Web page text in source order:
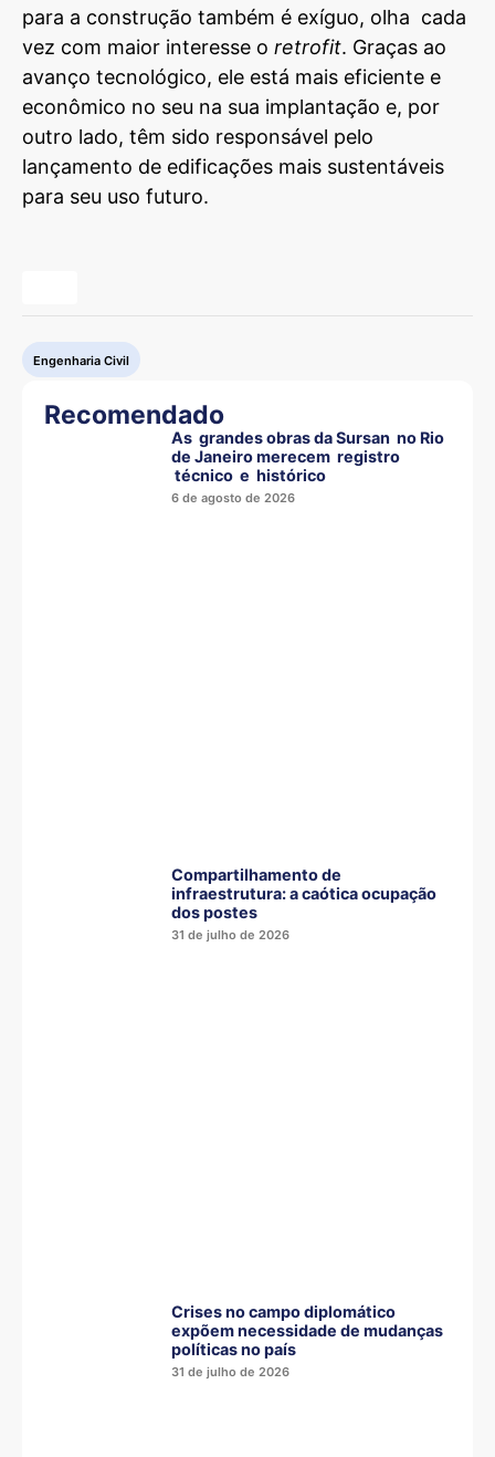
para a construção também é exíguo, olha cada
vez com maior interesse o retrofit. Graças ao
avanço tecnológico, ele está mais eficiente e
econômico no seu na sua implantação e, por
outro lado, têm sido responsável pelo
lançamento de edificações mais sustentáveis
para seu uso futuro.
Engenharia Civil
Recomendado
As grandes obras da Sursan no Rio
de Janeiro merecem registro
técnico e histórico
6 de agosto de 2026
Compartilhamento de
infraestrutura: a caótica ocupação
dos postes
31 de julho de 2026
Crises no campo diplomático
expõem necessidade de mudanças
políticas no país
31 de julho de 2026